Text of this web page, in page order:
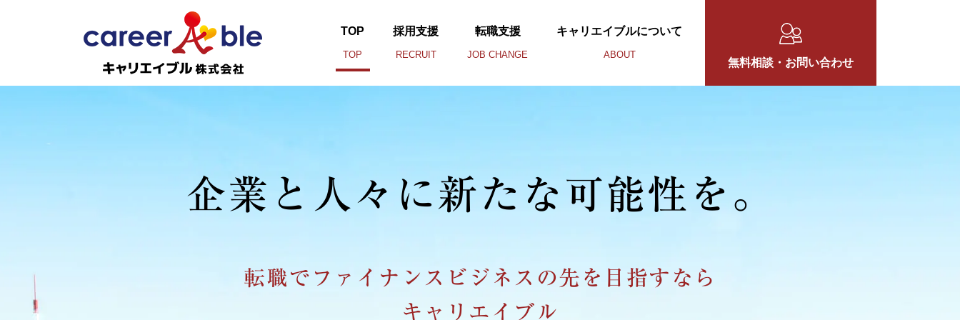
TOP
TOP
採用支援
RECRUIT
転職支援
JOB CHANGE
キャリエイブルについて
ABOUT
無料相談・お問い合わせ
企業と人々に新たな可能性を。
転職でファイナンスビジネスの先を目指すなら
キャリエイブル